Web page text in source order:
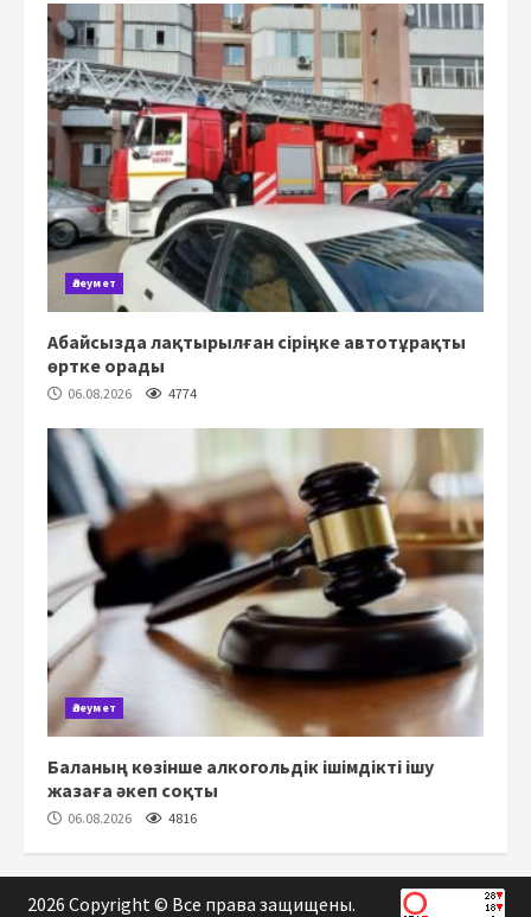
Әлеумет
Абайсызда лақтырылған сіріңке автотұрақты
өртке орады
06.08.2026 4774
Әлеумет
Баланың көзінше алкогольдік ішімдікті ішу
жазаға әкеп соқты
06.08.2026 4816
2026 Copyright © Все права защищены.